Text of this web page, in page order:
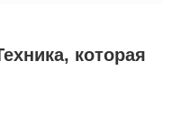
которая